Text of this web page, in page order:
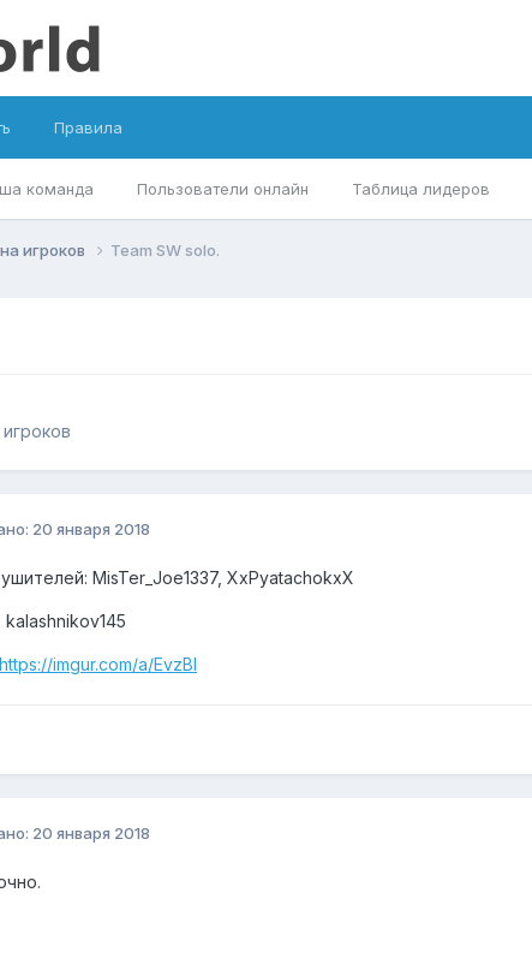
команда Пользователи онлайн Таблица лидеров
Правила
игроков Team SW solo.
20 января 2018
MisTer_Joe1337, XxPyatachokxX
https://imgur.com/a/EvzBI
20 января 2018